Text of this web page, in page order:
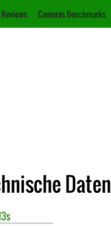
Reviews Cameras Benchmarks
Daten